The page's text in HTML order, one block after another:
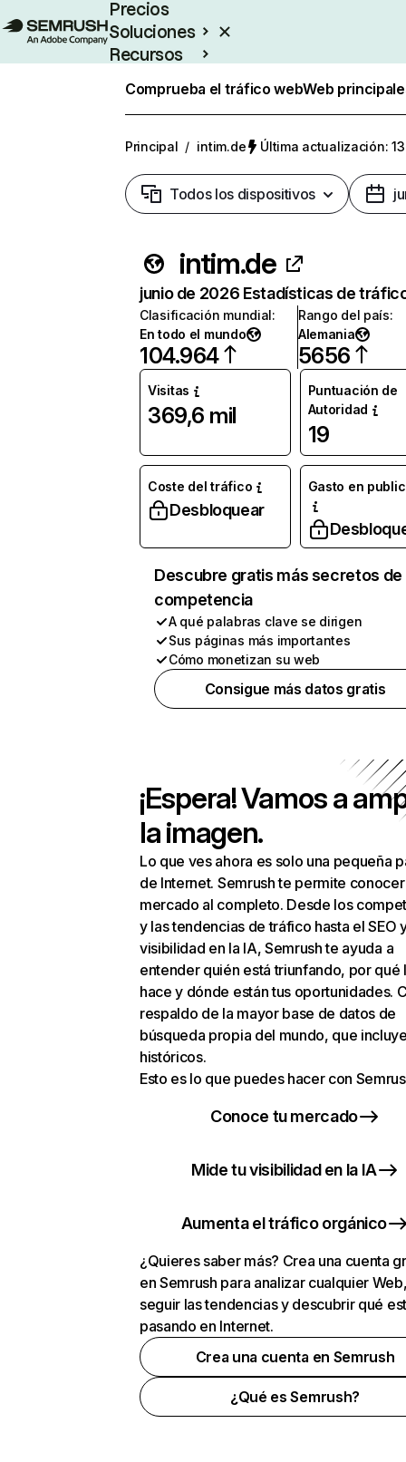
Precios
Soluciones
Recursos
Comprueba el tráfico webWeb
Principal / intim.de Última actualización:
Todos los dispositivos
intim.de
junio de 2026 Estadísticas de
Clasificación mundial:
En todo el mundo
104.964
Rango del país:
Alemania
5656
Visitas
369,6 mil
Puntuación de
Autoridad
19
Coste del tráfico
Desbloquear
Gasto en
Descubre gratis más secretos de
competencia
A qué palabras clave se dirigen
Sus páginas más importantes
Cómo monetizan su web
Consigue más datos gratis
¡Espera! Vamos a
la imagen.
Lo que ves ahora es solo una pequeña
de Internet. Semrush te permite
mercado al completo. Desde los
y las tendencias de tráfico hasta el SEO
visibilidad en la IA, Semrush te ayuda a
entender quién está triunfando, por qué
hace y dónde están tus oportunidades.
respaldo de la mayor base de datos de
búsqueda propia del mundo, que
históricos.
Esto es lo que puedes hacer con
Conoce tu mercado
Mide tu visibilidad en la IA
Aumenta el tráfico orgánico
¿Quieres saber más? Crea una cuenta
en Semrush para analizar cualquier
seguir las tendencias y descubrir qué
pasando en Internet.
Crea una cuenta en Semrush
¿Qué es Semrush?